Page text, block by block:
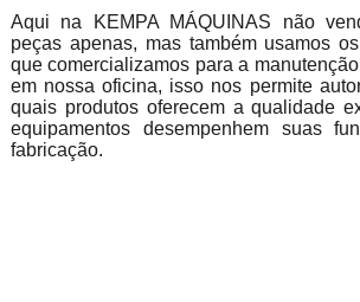
Aqui na KEMPA MÁQUINAS não
peças apenas, mas também usamos
que comercializamos para a
em nossa oficina, isso nos permite
quais produtos oferecem a qualidade
equipamentos desempenhem suas
fabricação.